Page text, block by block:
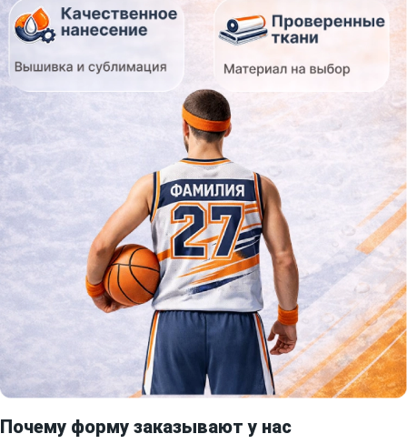
Почему форму заказывают у нас